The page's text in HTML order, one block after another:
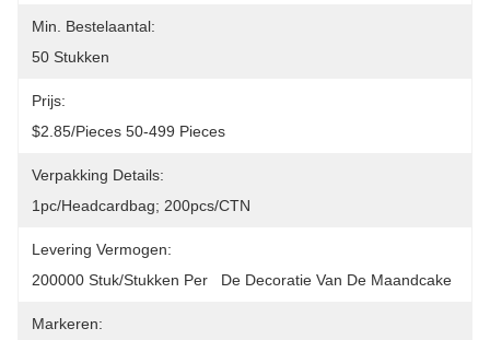
Min. Bestelaantal:
50 Stukken
Prijs:
$2.85/pieces 50-499 Pieces
Verpakking Details:
1pc/headcardbag; 200pcs/CTN
Levering Vermogen:
200000 Stuk/Stukken Per   De Decoratie Van De Maandcake
Markeren: